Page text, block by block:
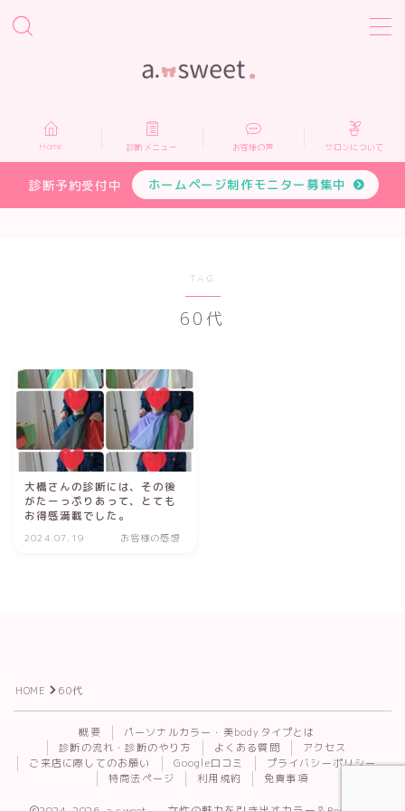
Home
診断メニュー
お申し込み
Home 診断メニュー お客様の声 サロンについて
診断予約受付中 ホームページ制作モニター募集中
TAG
60代
大橋さんの診断には、その後
がたーっぷりあって、とても
お得感満載でした。
2024.07.19 お客様の感想
HOME 60代
概要
パーソナルカラー・美bodyタイプとは
診断の流れ・診断のやり方
よくある質問
アクセス
ご来店に際してのお願い
Google口コミ
プライバシーポリシー
特商法ページ
利用規約 免責事項